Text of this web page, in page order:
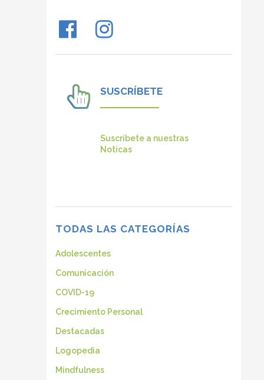
SUSCRÍBETE
Suscríbete a nuestras
Noticas
TODAS LAS CATEGORÍAS
Adolescentes
Comunicación
COVID-19
Crecimiento Personal
Destacadas
Logopedia
Mindfulness